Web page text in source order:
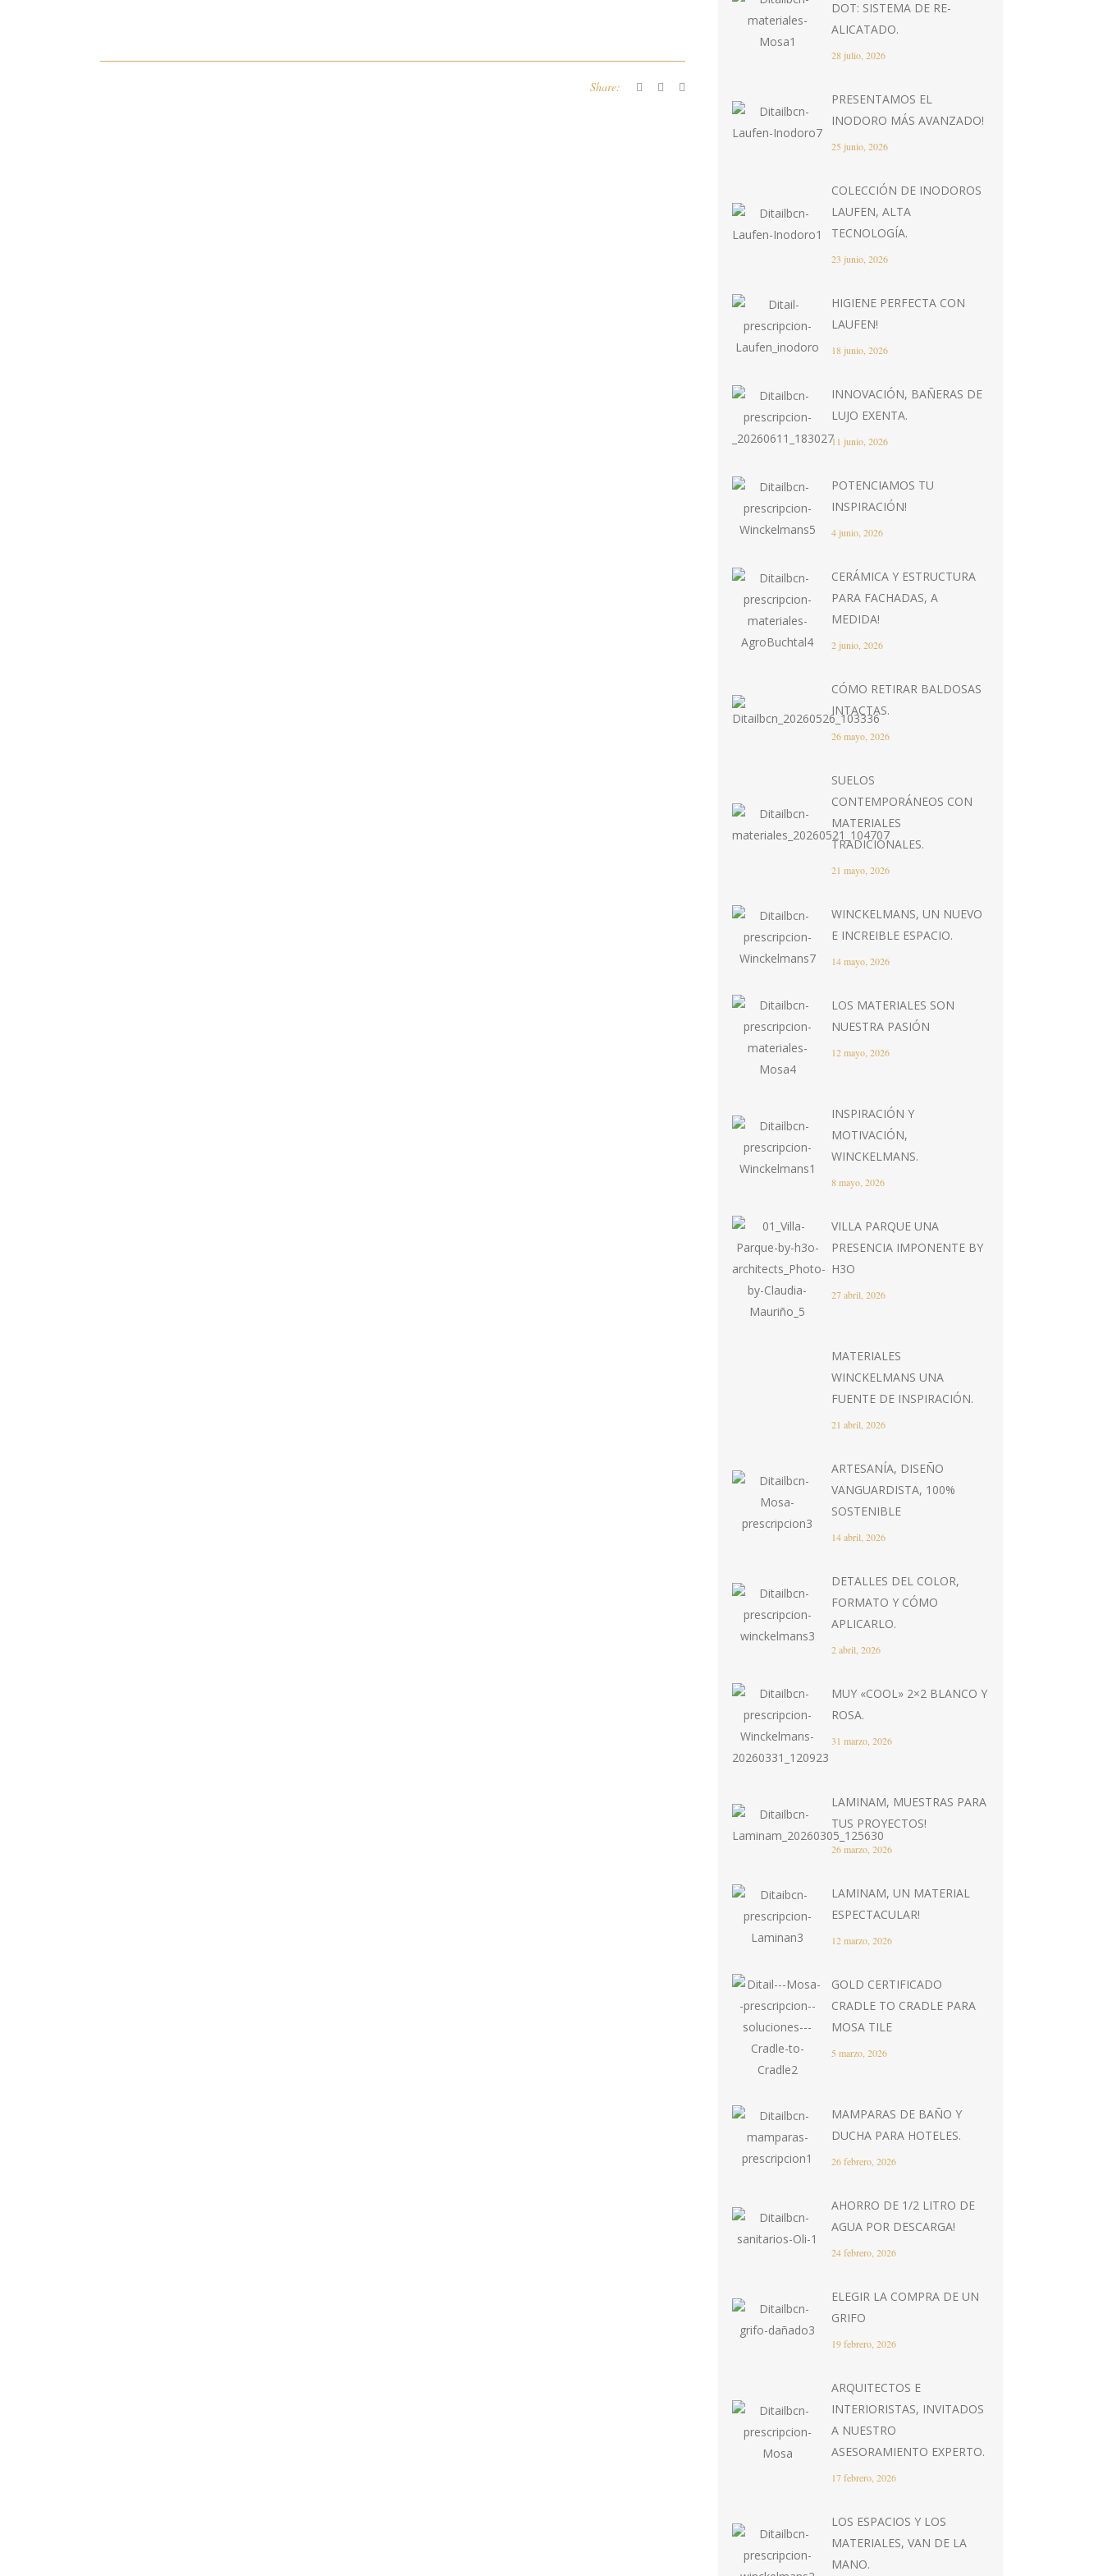
Share:
DOT: SISTEMA DE RE-
ALICATADO.
28 julio, 2026
PRESENTAMOS EL
INODORO MÁS AVANZADO!
25 junio, 2026
COLECCIÓN DE INODOROS
LAUFEN, ALTA
TECNOLOGÍA.
23 junio, 2026
HIGIENE PERFECTA CON
LAUFEN!
18 junio, 2026
INNOVACIÓN, BAÑERAS DE
LUJO EXENTA.
11 junio, 2026
POTENCIAMOS TU
INSPIRACIÓN!
4 junio, 2026
CERÁMICA Y ESTRUCTURA
PARA FACHADAS, A
MEDIDA!
2 junio, 2026
CÓMO RETIRAR BALDOSAS
INTACTAS.
26 mayo, 2026
SUELOS
CONTEMPORÁNEOS CON
MATERIALES
TRADICIONALES.
21 mayo, 2026
WINCKELMANS, UN NUEVO
E INCREIBLE ESPACIO.
14 mayo, 2026
LOS MATERIALES SON
NUESTRA PASIÓN
12 mayo, 2026
INSPIRACIÓN Y
MOTIVACIÓN,
WINCKELMANS.
8 mayo, 2026
VILLA PARQUE UNA
PRESENCIA IMPONENTE BY
H3O
27 abril, 2026
MATERIALES
WINCKELMANS UNA
FUENTE DE INSPIRACIÓN.
21 abril, 2026
ARTESANÍA, DISEÑO
VANGUARDISTA, 100%
SOSTENIBLE
14 abril, 2026
DETALLES DEL COLOR,
FORMATO Y CÓMO
APLICARLO.
2 abril, 2026
MUY «COOL» 2×2 BLANCO Y
ROSA.
31 marzo, 2026
LAMINAM, MUESTRAS PARA
TUS PROYECTOS!
26 marzo, 2026
LAMINAM, UN MATERIAL
ESPECTACULAR!
12 marzo, 2026
GOLD CERTIFICADO
CRADLE TO CRADLE PARA
MOSA TILE
5 marzo, 2026
MAMPARAS DE BAÑO Y
DUCHA PARA HOTELES.
26 febrero, 2026
AHORRO DE 1/2 LITRO DE
AGUA POR DESCARGA!
24 febrero, 2026
ELEGIR LA COMPRA DE UN
GRIFO
19 febrero, 2026
ARQUITECTOS E
INTERIORISTAS, INVITADOS
A NUESTRO
ASESORAMIENTO EXPERTO.
17 febrero, 2026
LOS ESPACIOS Y LOS
MATERIALES, VAN DE LA
MANO.